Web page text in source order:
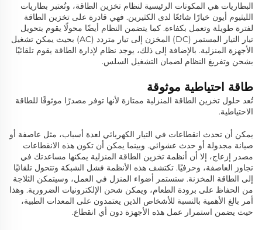
البطاريات هي المكونات الرئيسية لنظام تخزين الطاقة، وتُعتبر بطاريات
الليثيوم أيون خيارًا شائعًا لدى الكثيرين. فهي قادرة على تخزين الطاقة
لفترة طويلة وتعمل بكفاءة. كما يتضمن النظام أيضًا محولًا يقوم بتحويل
تيار التيار المستمر (DC) المخزن إلى تيار متردد (AC) بحيث يمكن تشغيل
الأجهزة المنزلية. بالإضافة إلى ذلك، يوجد نظام لإدارة الطاقة يقوم تلقائيًا
بشحن وتفريغ النظام لضمان التشغيل السلس.
طاقة احتياطية موثوقة
تُعد حلول تخزين الطاقة المنزلية ممتازة لأنها توفر مصدرًا موثوقًا للطاقة
الاحتياطية.
يمكن أن تحدث انقطاعات في التيار الكهربائي لعدة أسباب، مثل عاصفة أو
صيانة مجدولة أو حدث عشوائي. وبينما يمكن أن تكون هذه الانقطاعات
مصدر إزعاج، إلا أن أنظمة تخزين الطاقة المنزلية يمكنها مساعدتك في
تجاوز العاصفة، وحرفيًا. تكتشف هذه الأنظمة فشل الشبكة وتتحول تلقائيًا
إلى الطاقة المخزنة. ستستمر أضواء المنزل في العمل، وسيتمكن الثلاجة
من الحفاظ على برودة الطعام، ويمكن شحن الإلكترونيات الضرورية. وهذا
أمر بالغ الأهمية بالنسبة للأشخاص الذين يعتمدون على المعدات الطبية،
حيث يضمن استمرار عمل هذه الأجهزة دون أي انقطاع.